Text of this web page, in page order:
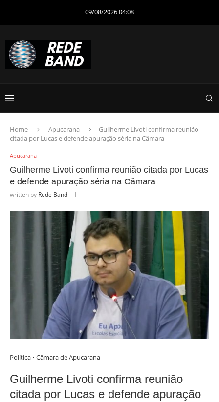
09/08/2026 04:08
Home Apucarana
Guilherme Livoti confirma reunião
citada por Lucas e defende apuração séria na Câmara
Apucarana
Guilherme Livoti confirma reunião citada por Lucas
e defende apuração séria na Câmara
written by Rede Band
Política • Câmara de Apucarana
Guilherme Livoti confirma reunião
citada por Lucas e defende apuração